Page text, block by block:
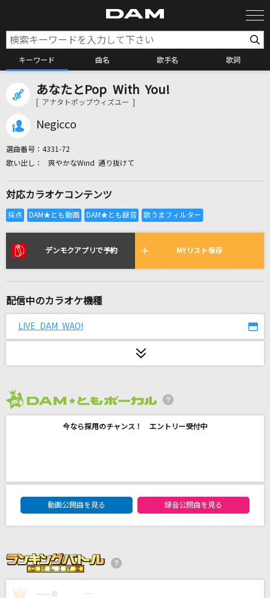
キーワード 曲名 歌手名 歌詞
カラオケ検索
全国りれき
リアルタイムで歌われている曲の一覧
NAO
[生音]歌舞伎町の女王
[生音]Sign
Eight feat.初音ミク
[良音]硝子の少年
あなたとPop With You!
[ アナタトポップウィズユー ]
Negicco
選曲番号： 4331-72
爽やかなWind 通り抜けて
対応カラオケコンテンツ
デンモクアプリで予約 MYリスト保存
配信中のカラオケ機種
LIVE DAM WAO!
今なら採用のチャンス！ エントリー受付中
DAM★ともボーカルエントリーランキング
動画公開曲を見る
録音公開曲を見る
1 ---- 点 ----